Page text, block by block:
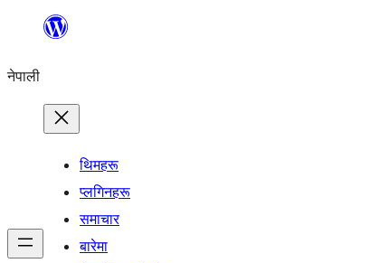
सामग्रीमा
नेपाली
थिमहरू
प्लगिनहरू
समाचार
बारेमा